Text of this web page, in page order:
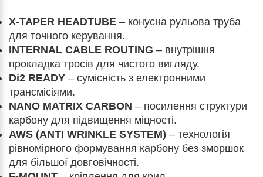
X-TAPER HEADTUBE – конусна рульова труба
для точного керування.
INTERNAL CABLE ROUTING – внутрішня
прокладка тросів для чистого вигляду.
Di2 READY – сумісність з електронними
трансмісіями.
NANO MATRIX CARBON – посилення структури
карбону для підвищення міцності.
AWS (ANTI WRINKLE SYSTEM) – технологія
рівномірного формування карбону без зморшок
для більшої довговічності.